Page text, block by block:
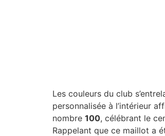
Les couleurs du club
personnalisée à l’intérieur
nombre 100, célébrant le
Rappelant que ce maillot a